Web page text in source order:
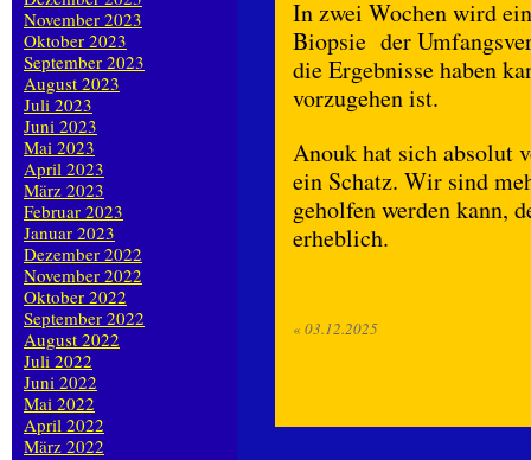
In zwei Wochen wird
Biopsie der
die Ergebnisse haben
vorzugehen ist.
Anouk hat sich absolut
ein Schatz. Wir sind
geholfen werden kann,
erheblich.
« 03.12.2025
November 2023
Oktober 2023
September 2023
August 2023
Juli 2023
Juni 2023
Mai 2023
April 2023
März 2023
Februar 2023
Januar 2023
Dezember 2022
November 2022
Oktober 2022
September 2022
August 2022
Juli 2022
Juni 2022
Mai 2022
April 2022
März 2022